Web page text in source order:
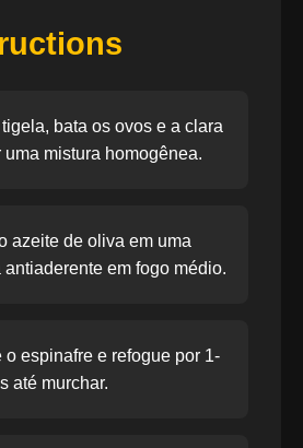
bata os ovos e a clara
uma mistura homogênea.
azeite de oliva em uma
antiaderente em fogo médio.
o espinafre e refogue por 1-
até murchar.